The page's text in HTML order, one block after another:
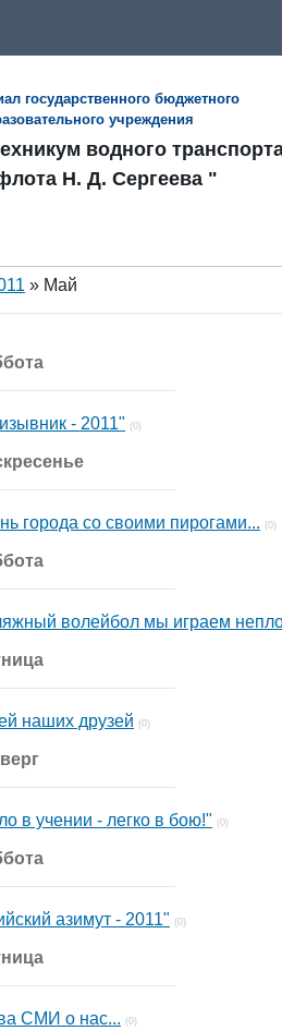
государственного бюджетного
учреждения
водного
Н. Д. Сергеева "
» Май
- 2011" (0)
города со своими пирогами... (0)
волейбол мы играем
наших друзей (0)
в учении - легко в бою!" (0)
азимут - 2011" (0)
СМИ о нас... (0)